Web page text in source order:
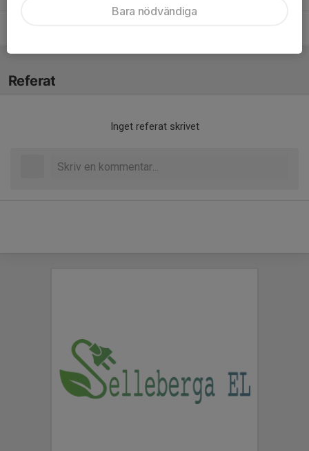
Referat
Inget referat skrivet
Bara nödvändiga